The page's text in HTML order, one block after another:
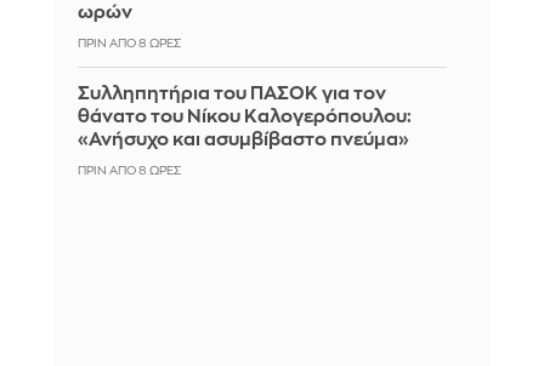
ωρών
ΠΡΙΝ ΑΠΌ 8 ΏΡΕΣ
Συλληπητήρια του ΠΑΣΟΚ για τον
θάνατο του Νίκου Καλογερόπουλου:
«Ανήσυχο και ασυμβίβαστο πνεύμα»
ΠΡΙΝ ΑΠΌ 8 ΏΡΕΣ